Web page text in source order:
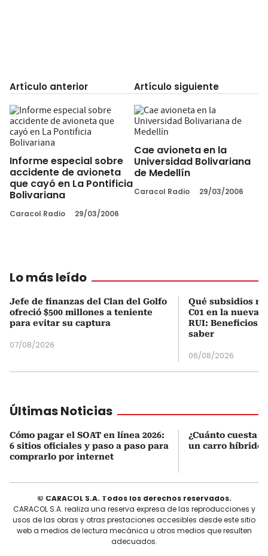
Artículo anterior
Informe especial sobre
accidente de avioneta
que cayó en La Pontificia
Bolivariana
Caracol Radio 29/03/2006
Artículo siguiente
Cae avioneta en la
Universidad Bolivariana
de Medellín
Caracol Radio 29/03/2006
Lo más leído
Jefe de finanzas del Clan del Golfo
ofreció $500 millones a teniente
para evitar su captura
07/08/2026
Qué subsidios
C01 en la nueva
RUI: Beneficios
saber
06/08/2026
Últimas Noticias
Cómo pagar el SOAT en línea 2026:
6 sitios oficiales y paso a paso para
comprarlo por internet
¿Cuánto cuesta
un carro híbrido
© CARACOL S.A. Todos los derechos reservados.
CARACOL S.A. realiza una reserva expresa de las reproducciones y
usos de las obras y otras prestaciones accesibles desde este sitio
web a medios de lectura mecánica u otros medios que resulten
adecuados.